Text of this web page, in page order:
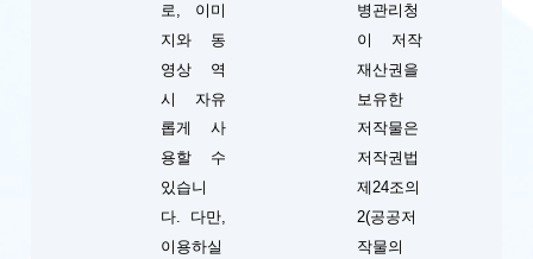
로, 이미
지와 동
영상 역
시 자유
롭게 사
용할 수
있습니
다. 다만,
이용하실
병관리청
이 저작
재산권을
보유한
저작물은
저작권법
제24조의
2(공공저
작물의